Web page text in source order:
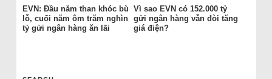
EVN: Đầu năm than khóc bù
lỗ, cuối năm ôm trăm nghìn
tỷ gửi ngân hàng ăn lãi
Vì sao EVN có 152.000 tỷ
gửi ngân hàng vẫn đòi tăng
giá điện?